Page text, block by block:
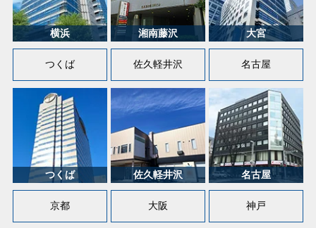
つくば 佐久軽井沢 名古屋
京都 大阪 神戸